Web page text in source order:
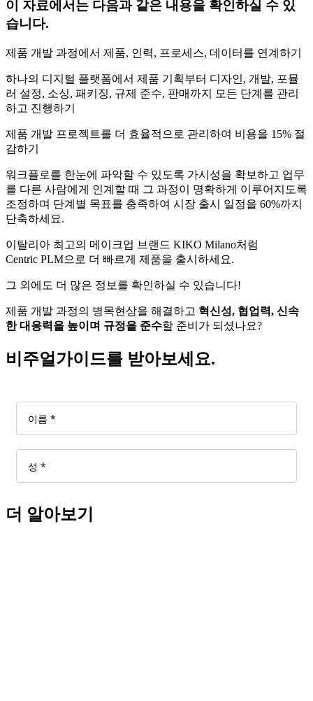
이 자료에서는 다음과 같은 내용을 확인하실 수 있
습니다.
제품 개발 과정에서 제품, 인력, 프로세스, 데이터를 연계하기
하나의 디지털 플랫폼에서 제품 기획부터 디자인, 개발, 포뮬
러 설정, 소싱, 패키징, 규제 준수, 판매까지 모든 단계를 관리
하고 진행하기
제품 개발 프로젝트를 더 효율적으로 관리하여 비용을 15% 절
감하기
워크플로를 한눈에 파악할 수 있도록 가시성을 확보하고 업무
를 다른 사람에게 인계할 때 그 과정이 명확하게 이루어지도록
조정하며 단계별 목표를 충족하여 시장 출시 일정을 60%까지
단축하세요.
이탈리아 최고의 메이크업 브랜드 KIKO Milano처럼
Centric PLM으로 더 빠르게 제품을 출시하세요.
그 외에도 더 많은 정보를 확인하실 수 있습니다!
제품 개발 과정의 병목현상을 해결하고 혁신성, 협업력, 신속
한 대응력을 높이며 규정을 준수할 준비가 되셨나요?
비주얼가이드를 받아보세요.
더 알아보기